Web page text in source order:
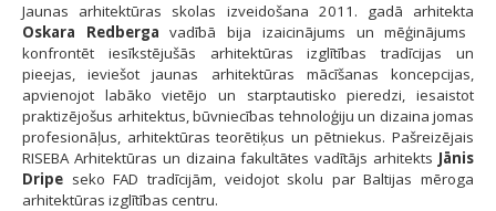
Jaunas arhitektūras skolas izveidošana 2011. gadā arhitekta
Oskara Redberga vadībā bija izaicinājums un mēģinājums
konfrontēt iesīkstējušās arhitektūras izglītības tradīcijas un
pieejas, ieviešot jaunas arhitektūras mācīšanas koncepcijas,
apvienojot labāko vietējo un starptautisko pieredzi, iesaistot
praktizējošus arhitektus, būvniecības tehnoloģiju un dizaina jomas
profesionāļus, arhitektūras teorētiķus un pētniekus. Pašreizējais
RISEBA Arhitektūras un dizaina fakultātes vadītājs arhitekts Jānis
Dripe seko FAD tradīcijām, veidojot skolu par Baltijas mēroga
arhitektūras izglītības centru.